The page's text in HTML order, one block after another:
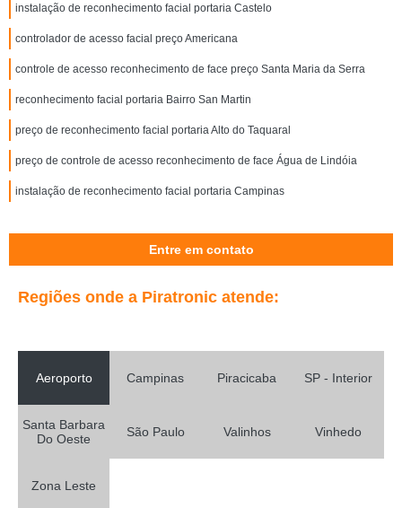
instalação de reconhecimento facial portaria Castelo
controlador de acesso facial preço Americana
controle de acesso reconhecimento de face preço Santa Maria da Serra
reconhecimento facial portaria Bairro San Martin
preço de reconhecimento facial portaria Alto do Taquaral
preço de controle de acesso reconhecimento de face Água de Lindóia
instalação de reconhecimento facial portaria Campinas
Entre em contato
Regiões onde a Piratronic atende:
Aeroporto Campinas Piracicaba SP - Interior
Santa Barbara
Do Oeste
São Paulo Valinhos Vinhedo
Zona Leste